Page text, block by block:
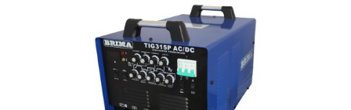
рыночной